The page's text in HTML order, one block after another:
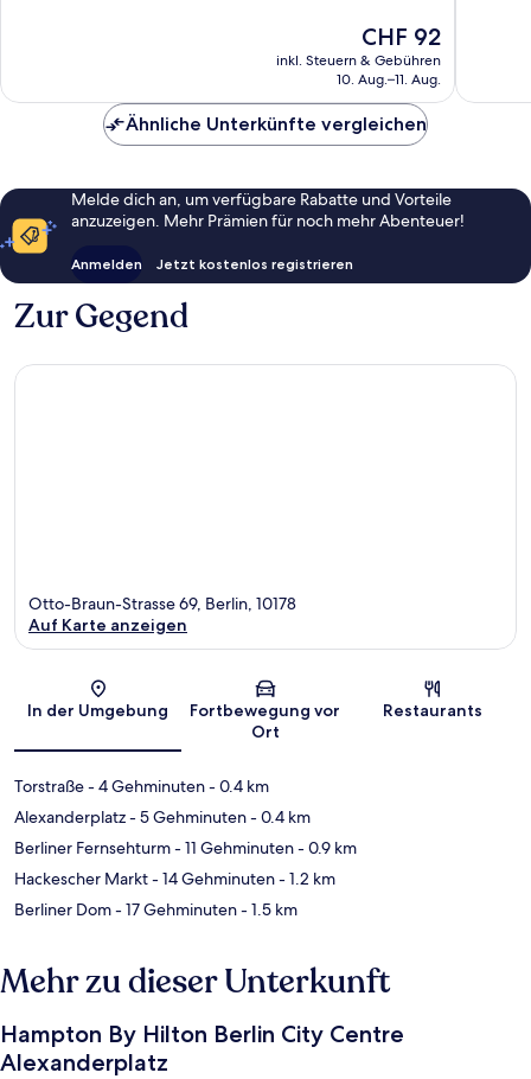
Der
Preis
beträgt
CHF 92
inkl. Steuern & Gebühren
10. Aug.–11. Aug.
Ähnliche Unterkünfte vergleichen
Melde dich an, um verfügbare Rabatte und Vorteile
anzuzeigen. Mehr Prämien für noch mehr Abenteuer!
Anmelden Jetzt kostenlos registrieren
Zur Gegend
Karte
Otto-Braun-Strasse 69, Berlin, 10178
Auf Karte anzeigen
In der Umgebung
Fortbewegung vor
Ort
Restaurants
Torstraße- 4 Gehminuten- 0.4 km
Alexanderplatz- 5 Gehminuten- 0.4 km
Berliner Fernsehturm- 11 Gehminuten- 0.9 km
Hackescher Markt- 14 Gehminuten- 1.2 km
Berliner Dom- 17 Gehminuten- 1.5 km
Mehr zu dieser Unterkunft
Hampton By Hilton Berlin City Centre
Alexanderplatz